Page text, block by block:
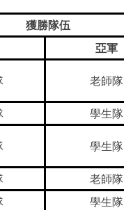
獲勝隊伍
亞軍
老師隊
學生隊
學生隊
老師隊
學生隊